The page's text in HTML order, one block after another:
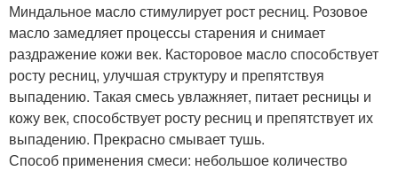
Миндальное масло стимулирует рост ресниц. Розовое
масло замедляет процессы старения и снимает
раздражение кожи век. Касторовое масло способствует
росту ресниц, улучшая структуру и препятствуя
выпадению. Такая смесь увлажняет, питает ресницы и
кожу век, способствует росту ресниц и препятствует их
выпадению. Прекрасно смывает тушь.
Способ применения смеси: небольшое количество